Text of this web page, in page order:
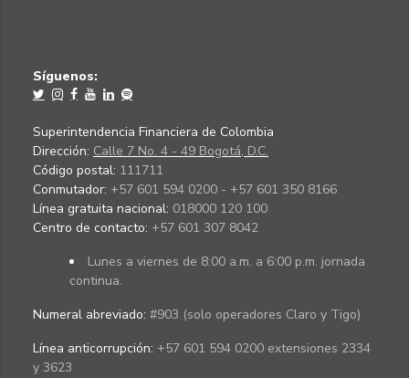
Síguenos:
Superintendencia Financiera de Colombia
Dirección: Calle 7 No. 4 - 49 Bogotá, D.C.
Código postal: 111711
Conmutador: +57 601 594 0200 - +57 601 350 8166
Línea gratuita nacional: 018000 120 100
Centro de contacto: +57 601 307 8042
Lunes a viernes de 8:00 a.m. a 6:00 p.m. jornada
continua.
Numeral abreviado: #903 (solo operadores Claro y Tigo)
Línea anticorrupción: +57 601 594 0200 extensiones 2334
y 3623